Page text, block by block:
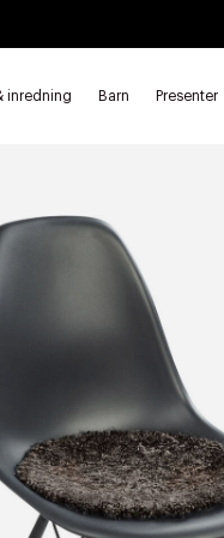
inredning Barn Presenter
Sittdynor